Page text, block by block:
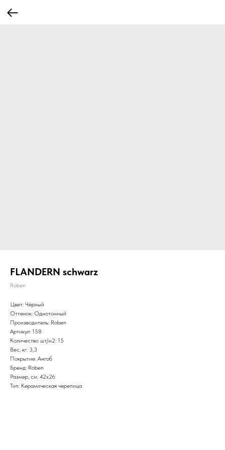
FLANDERN schwarz
Roben
Цвет: Чёрный
Оттенок: Однотонный
Производитель: Roben
Артикул: 158
Количество шт/м2: 15
Вес, кг: 3,3
Покрытие: Ангоб
Бренд: Roben
Размер, см: 42х26
Тип: Керамическая черепица